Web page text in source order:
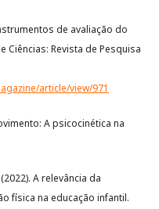
de avaliação do
Ciências: Revista de Pesquisa
article/view/971
A psicocinética na
A relevância da
física na educação infantil.